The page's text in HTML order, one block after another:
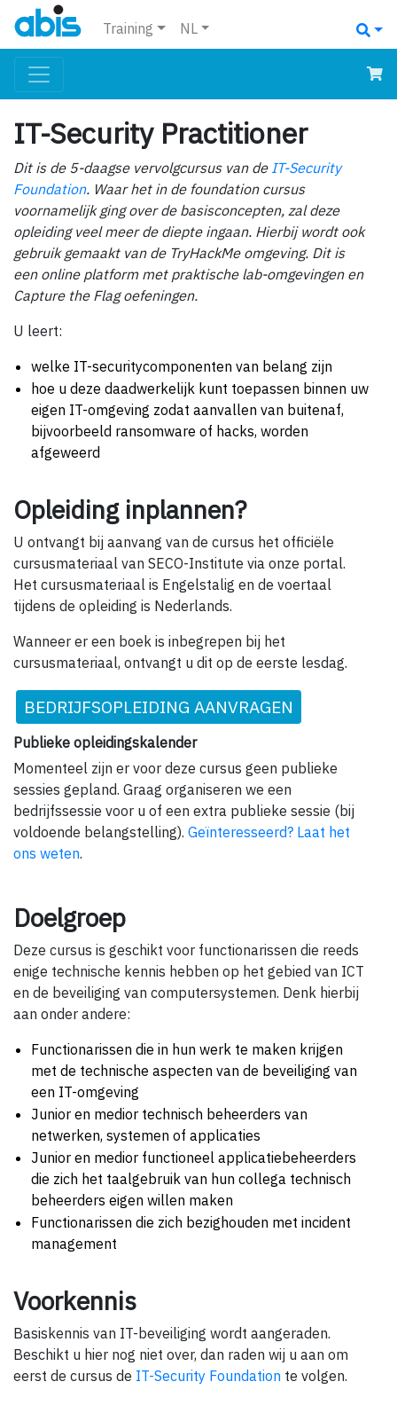
Training NL
IT-Security Practitioner
Dit is de 5-daagse vervolgcursus van de IT-Security
Foundation. Waar het in de foundation cursus
voornamelijk ging over de basisconcepten, zal deze
opleiding veel meer de diepte ingaan. Hierbij wordt ook
gebruik gemaakt van de TryHackMe omgeving. Dit is
een online platform met praktische lab-omgevingen en
Capture the Flag oefeningen.
U leert:
welke IT-securitycomponenten van belang zijn
hoe u deze daadwerkelijk kunt toepassen binnen uw
eigen IT-omgeving zodat aanvallen van buitenaf,
bijvoorbeeld ransomware of hacks, worden
afgeweerd
Opleiding inplannen?
U ontvangt bij aanvang van de cursus het officiële
cursusmateriaal van SECO-Institute via onze portal.
Het cursusmateriaal is Engelstalig en de voertaal
tijdens de opleiding is Nederlands.
Wanneer er een boek is inbegrepen bij het
cursusmateriaal, ontvangt u dit op de eerste lesdag.
BEDRIJFSOPLEIDING AANVRAGEN
Publieke opleidingskalender
Momenteel zijn er voor deze cursus geen publieke
sessies gepland. Graag organiseren we een
bedrijfssessie voor u of een extra publieke sessie (bij
voldoende belangstelling). Geïnteresseerd? Laat het
ons weten.
Doelgroep
Deze cursus is geschikt voor functionarissen die reeds
enige technische kennis hebben op het gebied van ICT
en de beveiliging van computersystemen. Denk hierbij
aan onder andere:
Functionarissen die in hun werk te maken krijgen
met de technische aspecten van de beveiliging van
een IT-omgeving
Junior en medior technisch beheerders van
netwerken, systemen of applicaties
Junior en medior functioneel applicatiebeheerders
die zich het taalgebruik van hun collega technisch
beheerders eigen willen maken
Functionarissen die zich bezighouden met incident
management
Voorkennis
Basiskennis van IT-beveiliging wordt aangeraden.
Beschikt u hier nog niet over, dan raden wij u aan om
eerst de cursus de IT-Security Foundation te volgen.